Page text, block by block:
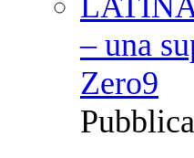
– una
Zero9